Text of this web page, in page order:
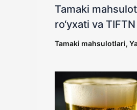
Tamaki
ro‘yxati va
Tamaki mahsulotlari,